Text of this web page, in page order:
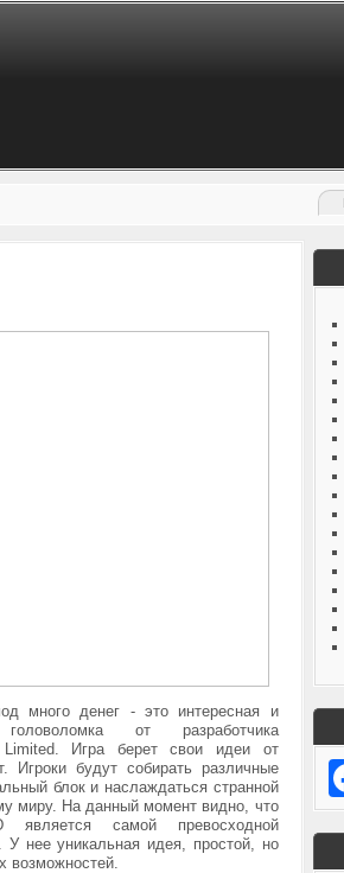
много денег - это интересная и
головоломка от разработчика
Limited. Игра берет свои идеи от
Игроки будут собирать различные
блок и наслаждаться странной
миру. На данный момент видно, что
самой превосходной
У нее уникальная идея, простой, но
возможностей.